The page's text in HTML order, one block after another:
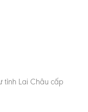
tỉnh Lai Châu cấp